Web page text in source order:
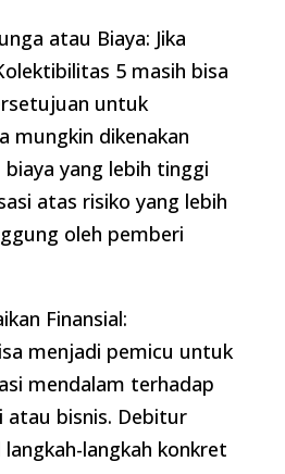
atau Biaya: Jika
5 masih bisa
untuk
mungkin dikenakan
yang lebih tinggi
atas risiko yang lebih
oleh pemberi
Finansial:
menjadi pemicu untuk
mendalam terhadap
atau bisnis. Debitur
langkah konkret